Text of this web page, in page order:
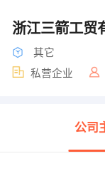
浙江三箭工贸
其它
私营企业
公司